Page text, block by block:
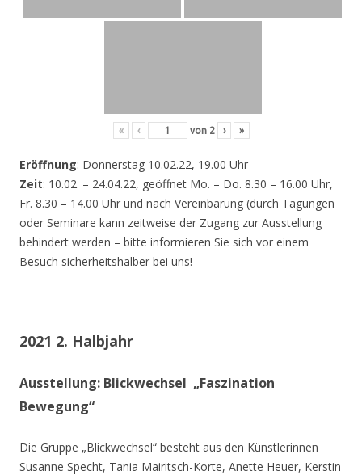
« ‹ von 2 › »
Eröffnung: Donnerstag 10.02.22, 19.00 Uhr
Zeit: 10.02. – 24.04.22, geöffnet Mo. – Do. 8.30 – 16.00 Uhr,
Fr. 8.30 – 14.00 Uhr und nach Vereinbarung (durch Tagungen
oder Seminare kann zeitweise der Zugang zur Ausstellung
behindert werden – bitte informieren Sie sich vor einem
Besuch sicherheitshalber bei uns!
2021 2. Halbjahr
Ausstellung: Blickwechsel „Faszination
Bewegung“
Die Gruppe „Blickwechsel“ besteht aus den Künstlerinnen
Susanne Specht, Tania Mairitsch-Korte, Anette Heuer, Kerstin